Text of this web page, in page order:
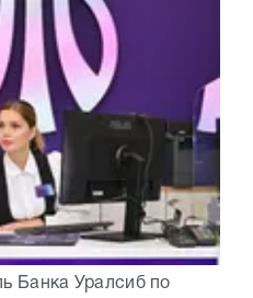
Банка Уралсиб по